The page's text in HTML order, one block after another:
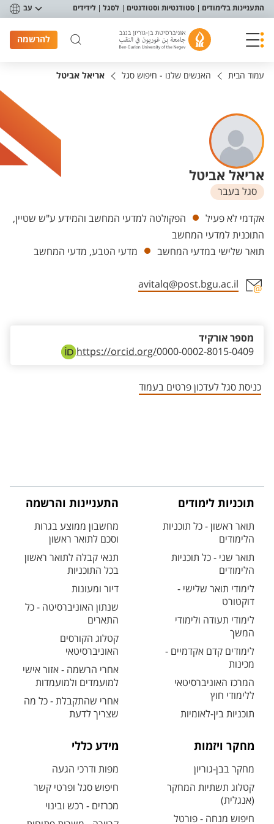
תפריט נגישות
התעניינות בלימודים סטודנטיות וסטודנטים לסגל לידידים עב
להרשמה
עמוד הבית האנשים שלנו - חיפוש סגל אריאל אביטל
אריאל אביטל
סגל בעבר
יחידות
אקדמי לא פעיל
הפקולטה למדעי המחשב והמידע ע"ש שטיין,
התוכנית למדעי המחשב
תואר שלישי במדעי המחשב
מדעי הטבע, מדעי המחשב
avitalq@post.bgu.ac.il
https://orcid.org/0000-0002-8015-0409
מספר אורקיד
כניסת סגל לעדכון פרטים בעמוד
תוכניות לימודים
תואר ראשון - כל תוכניות
הלימודים
תואר שני - כל תוכניות
הלימודים
לימודי תואר שלישי -
דוקטורט
לימודי תעודה ולימודי
המשך
לימודים קדם אקדמיים -
מכינות
המרכז האוניברסיטאי
ללימודי חוץ
תוכניות בין-לאומיות
התעניינות והרשמה
מחשבון ממוצע בגרות
וסכם לתואר ראשון
תנאי קבלה לתואר ראשון
בכל התוכניות
דיור ומעונות
שנתון האוניברסיטה - כל
התארים
קטלוג הקורסים
האוניברסיטאי
אחרי הרשמה - אזור אישי
למועמדים ולמועמדות
אחרי שהתקבלת - כל מה
שצריך לדעת
מחקר ויזמות
מחקר בבן-גוריון
קטלוג תשתיות המחקר
(אנגלית)
חיפוש מנחה - פורטל
מידע כללי
מפות ודרכי הגעה
חיפוש סגל ופרטי קשר
מכרזים - רכש ובינוי